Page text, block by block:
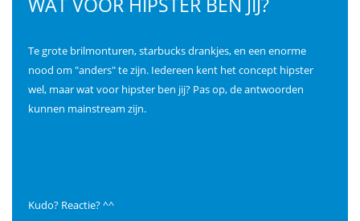
Te grote brilmonturen, starbucks drankjes, en een enorme
nood om "anders" te zijn. Iedereen kent het concept hipster
wel, maar wat voor hipster ben jij? Pas op, de antwoorden
kunnen mainstream zijn.
Kudo? Reactie? ^^